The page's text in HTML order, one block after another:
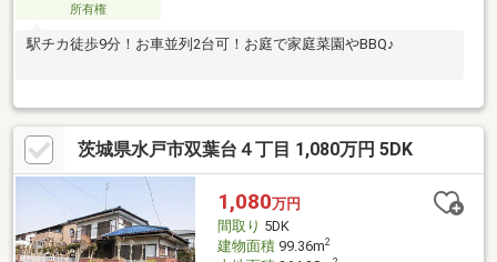
所有権
駅チカ徒歩9分！お車並列2台可！お庭で家庭菜園やBBQ♪
茨城県水戸市双葉台４丁目 1,080万円 5DK
1,080万円
間取り 5DK
建物面積99.36m2